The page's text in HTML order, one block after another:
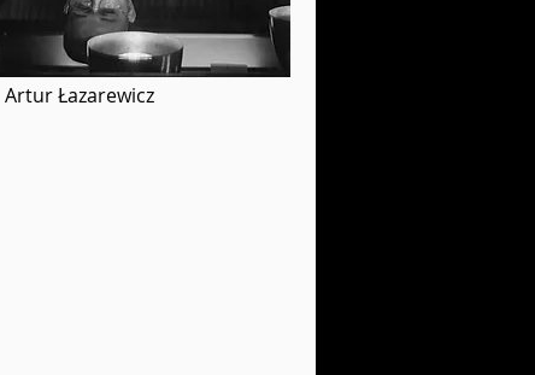
Artur Łazarewicz